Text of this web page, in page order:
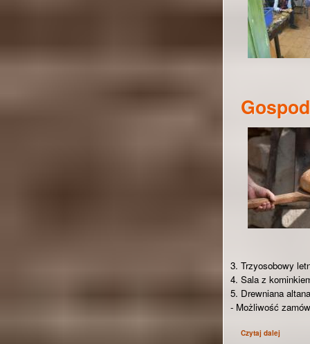
3. Trzyosobowy
4. Sala z
5. Drewniana
- Możliwość
Czytaj dalej